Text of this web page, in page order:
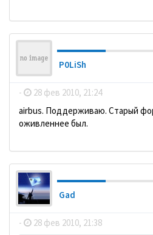
P0LiSh
- 28 фев 2010, 21:24
аirbus. Поддерживаю. Старый
оживленнее был.
Gad
- 28 фев 2010, 21:38